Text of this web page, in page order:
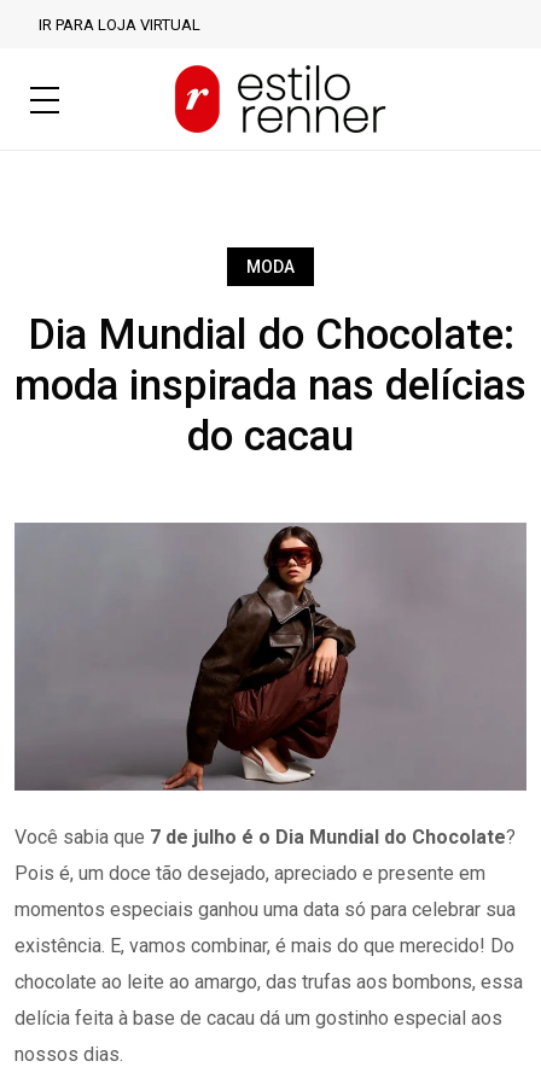
IR PARA LOJA VIRTUAL
MODA
Dia Mundial do Chocolate:
moda inspirada nas delícias
do cacau
Você sabia que 7 de julho é o Dia Mundial do Chocolate?
Pois é, um doce tão desejado, apreciado e presente em
momentos especiais ganhou uma data só para celebrar sua
existência. E, vamos combinar, é mais do que merecido! Do
chocolate ao leite ao amargo, das trufas aos bombons, essa
delícia feita à base de cacau dá um gostinho especial aos
nossos dias.